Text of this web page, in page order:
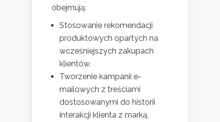
obejmują:
Stosowanie rekomendacji
produktowych opartych na
wcześniejszych zakupach
klientów.
Tworzenie kampanii e-
mailowych z treściami
dostosowanymi do historii
interakcji klienta z marką.